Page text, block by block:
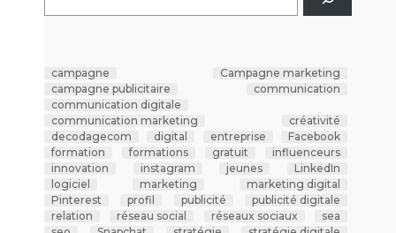
campagne
Campagne marketing
campagne publicitaire
communication
communication digitale
communication marketing
créativité
decodagecom
digital entreprise
Facebook
formation
formations gratuit
influenceurs
innovation
instagram jeunes
LinkedIn
logiciel
marketing
marketing digital
Pinterest
profil publicité
publicité digitale
relation
réseau social réseaux sociaux
sea